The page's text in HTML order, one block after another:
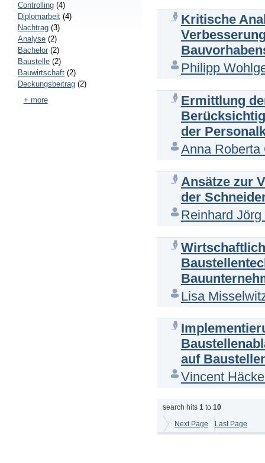
Controlling (4)
Diplomarbeit (4)
Nachtrag (3)
Analyse (2)
Bachelor (2)
Baustelle (2)
Bauwirtschaft (2)
Deckungsbeitrag (2)
+ more
Kritische
Philipp
Ermittlung
der
Anna Roberta
Ansätze zur
der
Reinhard
Lisa
auf
Vincent
search hits 1 to 10
Next Page
Last Page